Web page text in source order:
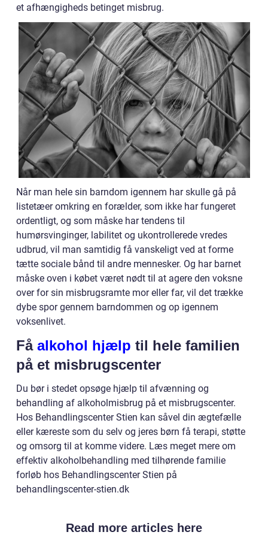
et afhængigheds betinget misbrug.
Når man hele sin barndom igennem har skulle gå på
listetæer omkring en forælder, som ikke har fungeret
ordentligt, og som måske har tendens til
humørsvinginger, labilitet og ukontrollerede vredes
udbrud, vil man samtidig få vanskeligt ved at forme
tætte sociale bånd til andre mennesker. Og har barnet
måske oven i købet været nødt til at agere den voksne
over for sin misbrugsramte mor eller far, vil det trække
dybe spor gennem barndommen og op igennem
voksenlivet.
Få alkohol hjælp til hele familien
på et misbrugscenter
Du bør i stedet opsøge hjælp til afvænning og
behandling af alkoholmisbrug på et misbrugscenter.
Hos Behandlingscenter Stien kan såvel din ægtefælle
eller kæreste som du selv og jeres børn få terapi, støtte
og omsorg til at komme videre. Læs meget mere om
effektiv alkoholbehandling med tilhørende familie
forløb hos Behandlingscenter Stien på
behandlingscenter-stien.dk
Read more articles here